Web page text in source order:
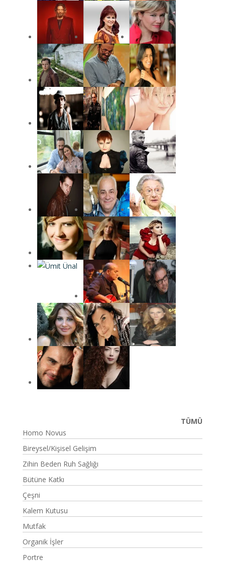
TÜMÜ
Homo Novus
Bireysel/Kişisel Gelişim
Zihin Beden Ruh Sağlığı
Bütüne Katkı
Çeşni
Kalem Kutusu
Mutfak
Organik İşler
Portre